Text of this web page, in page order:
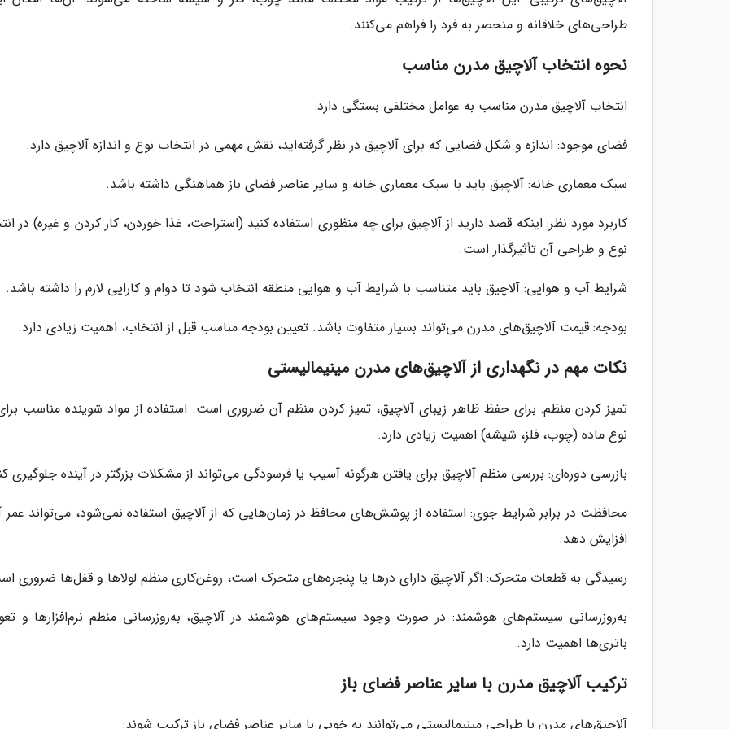
طراحی‌های خلاقانه و منحصر به فرد را فراهم می‌کنند.
نحوه انتخاب آلاچیق مدرن مناسب
انتخاب آلاچیق مدرن مناسب به عوامل مختلفی بستگی دارد:
فضای موجود: اندازه و شکل فضایی که برای آلاچیق در نظر گرفته‌اید، نقش مهمی در انتخاب نوع و اندازه آلاچیق دارد.
سبک معماری خانه: آلاچیق باید با سبک معماری خانه و سایر عناصر فضای باز هماهنگی داشته باشد.
کاربرد مورد نظر: اینکه قصد دارید از آلاچیق برای چه منظوری استفاده کنید (استراحت، غذا خوردن، کار کردن و غیره) در
نوع و طراحی آن تأثیرگذار است.
شرایط آب و هوایی: آلاچیق باید متناسب با شرایط آب و هوایی منطقه انتخاب شود تا دوام و کارایی لازم را داشته باشد.
بودجه: قیمت آلاچیق‌های مدرن می‌تواند بسیار متفاوت باشد. تعیین بودجه مناسب قبل از انتخاب، اهمیت زیادی دارد.
نکات مهم در نگهداری از آلاچیق‌های مدرن مینیمالیستی
تمیز کردن منظم: برای حفظ ظاهر زیبای آلاچیق، تمیز کردن منظم آن ضروری است. استفاده از مواد شوینده مناسب
نوع ماده (چوب، فلز، شیشه) اهمیت زیادی دارد.
بازرسی دوره‌ای: بررسی منظم آلاچیق برای یافتن هرگونه آسیب یا فرسودگی می‌تواند از مشکلات بزرگتر در آینده جلوگیری
محافظت در برابر شرایط جوی: استفاده از پوشش‌های محافظ در زمان‌هایی که از آلاچیق استفاده نمی‌شود، می‌تواند عمر
افزایش دهد.
رسیدگی به قطعات متحرک: اگر آلاچیق دارای درها یا پنجره‌های متحرک است، روغن‌کاری منظم لولاها و قفل‌ها ضروری
به‌روزرسانی سیستم‌های هوشمند: در صورت وجود سیستم‌های هوشمند در آلاچیق، به‌روزرسانی منظم نرم‌افزارها و
باتری‌ها اهمیت دارد.
ترکیب آلاچیق مدرن با سایر عناصر فضای باز
آلاچیق‌های مدرن با طراحی مینیمالیستی می‌توانند به خوبی با سایر عناصر فضای باز ترکیب شوند: